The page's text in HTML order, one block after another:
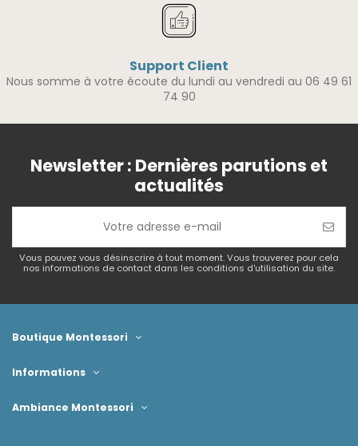
Support Client
Nous somme à votre écoute du lundi au vendredi au 06 49 61
74 90
Newsletter : Dernières parutions et
actualités
Vous pouvez vous désinscrire à tout moment. Vous trouverez pour cela
nos informations de contact dans les conditions d'utilisation du site.
Boutique Montessori
Informations
Ambiance Montessori